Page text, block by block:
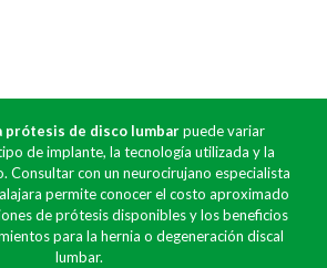
prótesis de disco lumbarpuede variar
de implante, la tecnología utilizada y la
Consultar con un neurocirujano especialista
permite conocer el costo aproximado
de prótesis disponibles y los beneficios
para la hernia o degeneración discal
lumbar.